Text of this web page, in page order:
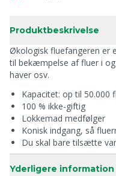
Produktbeskrivelse
Økologisk fluefangeren er
til bekæmpelse af fluer i
haver osv.
Kapacitet: op til 50.000
100 % ikke-giftig
Lokkemad medfølger
Konisk indgang, så
Du skal bare tilsætte
Yderligere information